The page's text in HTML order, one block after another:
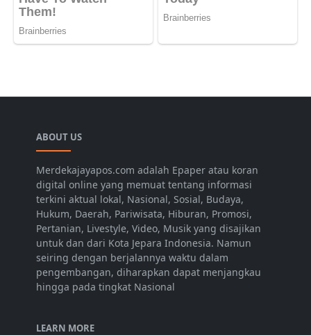
ABOUT US
Merdekajayapos.com adalah Epaper atau koran
digital online yang memuat tentang informasi
terkini aktual lokal, Nasional, Sosial, Budaya,
Hukum, Daerah, Pariwisata, Hiburan, Promosi,
Pertanian, Livestyle, Video, Musik yang disajikan
untuk dan dari Kota Jepara Indonesia. Namun
seiring dengan berjalannya waktu dalam
pengembangan, diharapkan dapat menjangkau
hingga pada tingkat Nasional
LEARN MORE